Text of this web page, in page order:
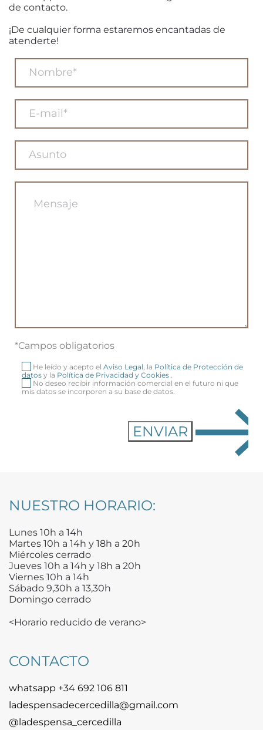
de contacto.
¡De cualquier forma estaremos encantadas de
atenderte!
*Campos obligatorios
He leído y acepto el Aviso Legal, la Política de Protección de
datos y la Política de Privacidad y Cookies .
No deseo recibir información comercial en el futuro ni que
mis datos se incorporen a su base de datos.
NUESTRO HORARIO:
Lunes 10h a 14h
Martes 10h a 14h y 18h a 20h
Miércoles cerrado
Jueves 10h a 14h y 18h a 20h
Viernes 10h a 14h
Sábado 9,30h a 13,30h
Domingo cerrado
<Horario reducido de verano>
CONTACTO
whatsapp +34 692 106 811
ladespensadecercedilla@gmail.com
@ladespensa_cercedilla